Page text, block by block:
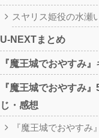
スヤリス姫役の水瀬
U-NEXTまとめ
『魔王城でおやすみ
『魔王城でおやすみ
じ・感想
『魔王城でおやす